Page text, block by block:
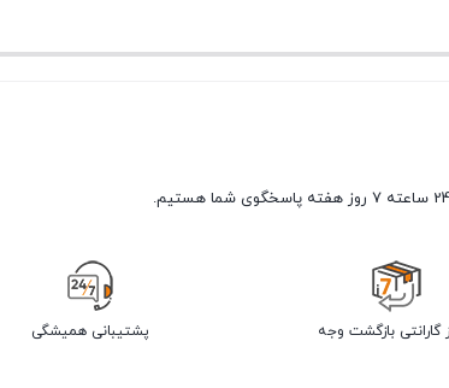
پشتیبانی همیشگی